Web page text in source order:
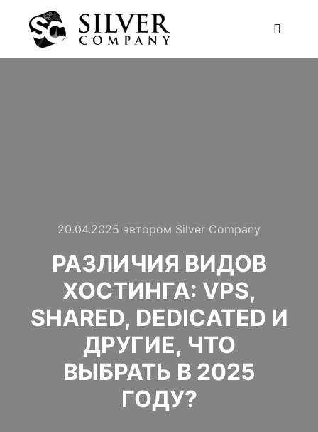
20.04.2025 автором Silver Company
РАЗЛИЧИЯ ВИДОВ
ХОСТИНГА: VPS,
SHARED, DEDICATED И
ДРУГИЕ, ЧТО
ВЫБРАТЬ В 2025
ГОДУ?